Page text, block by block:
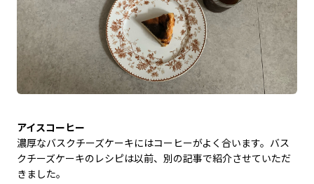
アイスコーヒー
濃厚なバスクチーズケーキにはコーヒーがよく合います。バス
クチーズケーキのレシピは以前、別の記事で紹介させていただ
きました。